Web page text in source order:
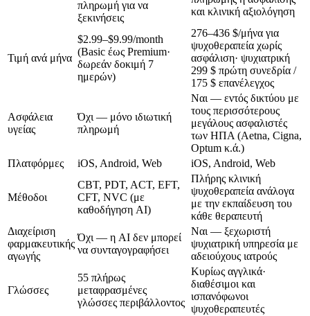
πληρωμή για να
ξεκινήσεις
και κλινική αξιολόγηση
Τιμή ανά μήνα
$2.99–$9.99/month
(Basic έως Premium·
δωρεάν δοκιμή 7
ημερών)
276–436 $/μήνα για
ψυχοθεραπεία χωρίς
ασφάλιση· ψυχιατρική
299 $ πρώτη συνεδρία /
175 $ επανέλεγχος
Ασφάλεια
υγείας
Όχι — μόνο ιδιωτική
πληρωμή
Ναι — εντός δικτύου με
τους περισσότερους
μεγάλους ασφαλιστές
των ΗΠΑ (Aetna, Cigna,
Optum κ.ά.)
Πλατφόρμες
iOS, Android, Web iOS, Android, Web
Μέθοδοι
CBT, PDT, ACT, EFT,
CFT, NVC (με
καθοδήγηση AI)
Πλήρης κλινική
ψυχοθεραπεία ανάλογα
με την εκπαίδευση του
κάθε θεραπευτή
Διαχείριση
φαρμακευτικής
αγωγής
Όχι — η AI δεν μπορεί
να συνταγογραφήσει
Ναι — ξεχωριστή
ψυχιατρική υπηρεσία με
αδειούχους ιατρούς
Γλώσσες
55 πλήρως
μεταφρασμένες
γλώσσες περιβάλλοντος
Κυρίως αγγλικά·
διαθέσιμοι και
ισπανόφωνοι
ψυχοθεραπευτές